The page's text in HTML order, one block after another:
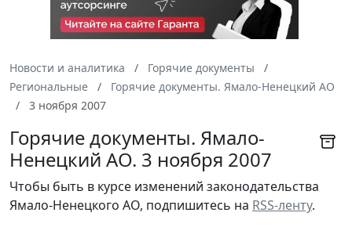
Новости и аналитика
Горячие документы
Региональные
Горячие документы. Ямало-Ненецкий АО
3 ноября 2007
Горячие документы. Ямало-
Ненецкий АО. 3 ноября 2007
Чтобы быть в курсе изменений законодательства
Ямало-Ненецкого АО, подпишитесь на RSS-ленту.